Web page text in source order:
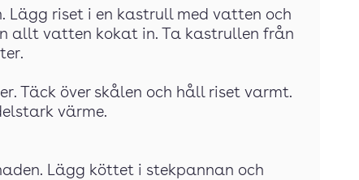
Lägg riset i en kastrull med vatten och
allt vatten kokat in. Ta kastrullen från
Täck över skålen och håll riset varmt.
värme.
Lägg köttet i stekpannan och